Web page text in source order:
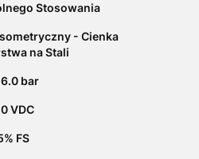
Stosowania
- Cienka
na Stali
bar
VDC
FS